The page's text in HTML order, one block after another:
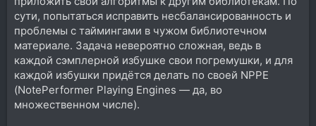
сути, попытаться исправить несбалансированность и
проблемы с таймингами в чужом библиотечном
материале. Задача невероятно сложная, ведь в
каждой сэмплерной избушке свои погремушки, и для
каждой избушки придётся делать по своей NPPE
(NotePerformer Playing Engines — да, во
множественном числе).